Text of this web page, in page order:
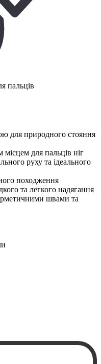
пальців
для природного стояння
для пальців ніг
руху та ідеального
походження
та легкого надягання
швами та